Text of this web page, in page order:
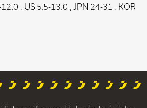
, US 5.5-13.0 , JPN 24-31 , KOR